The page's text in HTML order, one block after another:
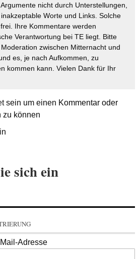
nicht durch Unterstellungen,
Worte und Links. Solche
Ihre Kommentare werden
Verantwortung bei TE liegt. Bitte
zwischen Mitternacht und
es, je nach Aufkommen, zu
kommen kann. Vielen Dank für Ihr
sein um einen Kommentar oder
zu können
sich ein
Adresse